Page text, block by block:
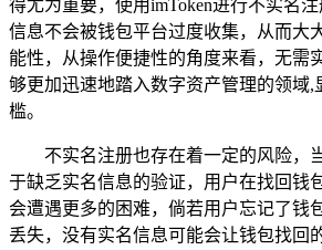
得尤为重要，使用imToken进行不实名
信息不会被钱包平台过度收集，从而大
能性，从操作便捷性的角度来看，无需
够更加迅速地踏入数字资产管理的领域,
槛。
不实名注册也存在着一定的风险，
于缺乏实名信息的验证，用户在找回钱
会遭遇更多的困难，倘若用户忘记了钱
丢失，没有实名信息可能会让钱包找回